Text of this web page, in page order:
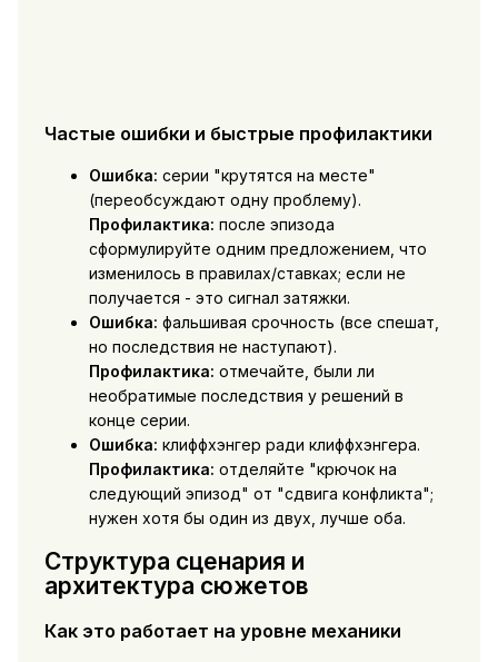
Частые ошибки и быстрые профилактики
Ошибка: серии "крутятся на месте"
(переобсуждают одну проблему).
Профилактика: после эпизода
сформулируйте одним предложением, что
изменилось в правилах/ставках; если не
получается - это сигнал затяжки.
Ошибка: фальшивая срочность (все спешат,
но последствия не наступают).
Профилактика: отмечайте, были ли
необратимые последствия у решений в
конце серии.
Ошибка: клиффхэнгер ради клиффхэнгера.
Профилактика: отделяйте "крючок на
следующий эпизод" от "сдвига конфликта";
нужен хотя бы один из двух, лучше оба.
Структура сценария и
архитектура сюжетов
Как это работает на уровне механики